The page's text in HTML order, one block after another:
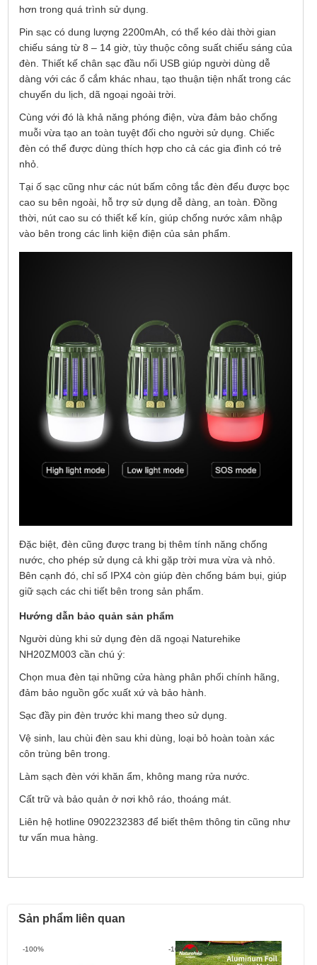
hơn trong quá trình sử dụng.
Pin sạc có dung lượng 2200mAh, có thể kéo dài thời gian
chiếu sáng từ 8 – 14 giờ, tùy thuộc công suất chiếu sáng của
đèn. Thiết kế chân sạc đầu nối USB giúp người dùng dễ
dàng với các ổ cắm khác nhau, tạo thuận tiện nhất trong các
chuyến du lịch, dã ngoại ngoài trời.
Cùng với đó là khả năng phóng điện, vừa đảm bảo chống
muỗi vừa tạo an toàn tuyệt đối cho người sử dụng. Chiếc
đèn có thể được dùng thích hợp cho cả các gia đình có trẻ
nhỏ.
Tại ố sạc cũng như các nút bấm công tắc đèn đểu được bọc
cao su bên ngoài, hỗ trợ sử dụng dễ dàng, an toàn. Đồng
thời, nút cao su có thiết kế kín, giúp chống nước xâm nhập
vào bên trong các linh kiện điện của sản phẩm.
Đặc biệt, đèn cũng được trang bị thêm tính năng chống
nước, cho phép sử dụng cả khi gặp trời mưa vừa và nhỏ.
Bên cạnh đó, chỉ số IPX4 còn giúp đèn chống bám bụi, giúp
giữ sạch các chi tiết bên trong sản phẩm.
Hướng dẫn bảo quản sản phẩm
Người dùng khi sử dụng đèn dã ngoại Naturehike
NH20ZM003 cần chú ý:
Chọn mua đèn tại những cửa hàng phân phối chính hãng,
đảm bảo nguồn gốc xuất xứ và bảo hành.
Sạc đầy pin đèn trước khi mang theo sử dụng.
Vệ sinh, lau chùi đèn sau khi dùng, loại bỏ hoàn toàn xác
côn trùng bên trong.
Làm sạch đèn với khăn ẩm, không mang rửa nước.
Cất trữ và bảo quản ở nơi khô ráo, thoáng mát.
Liên hệ hotline 0902232383 để biết thêm thông tin cũng như
tư vấn mua hàng.
Sản phẩm liên quan
-100% -100%